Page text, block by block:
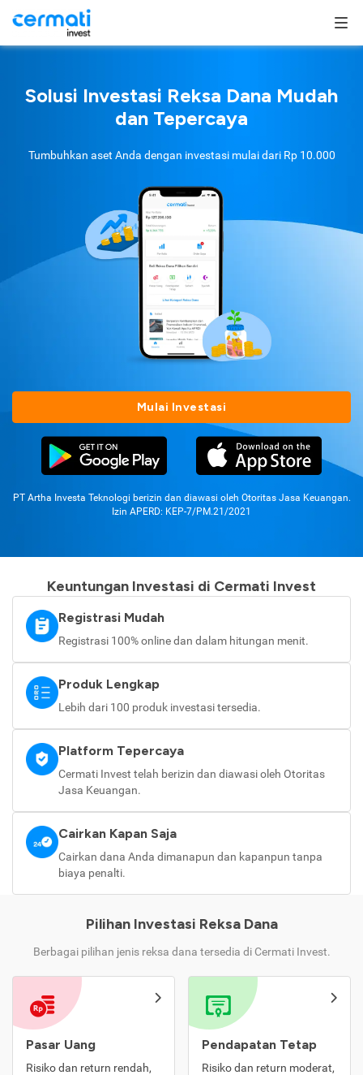
Solusi Investasi Reksa Dana Mudah
dan Tepercaya
Tumbuhkan aset Anda dengan investasi mulai dari Rp 10.000
Mulai Investasi
PT Artha Investa Teknologi berizin dan diawasi oleh Otoritas Jasa Keuangan.
Izin APERD: KEP-7/PM.21/2021
Keuntungan Investasi di Cermati Invest
Registrasi Mudah
Registrasi 100% online dan dalam hitungan menit.
Produk Lengkap
Lebih dari 100 produk investasi tersedia.
Platform Tepercaya
Cermati Invest telah berizin dan diawasi oleh Otoritas
Jasa Keuangan.
Cairkan Kapan Saja
Cairkan dana Anda dimanapun dan kapanpun tanpa
biaya penalti.
Pilihan Investasi Reksa Dana
Berbagai pilihan jenis reksa dana tersedia di Cermati Invest.
Pasar Uang
Risiko dan return rendah,
Pendapatan Tetap
Risiko dan return moderat,